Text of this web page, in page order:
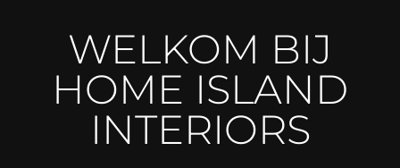
WELKOM BIJ
HOME ISLAND
INTERIORS